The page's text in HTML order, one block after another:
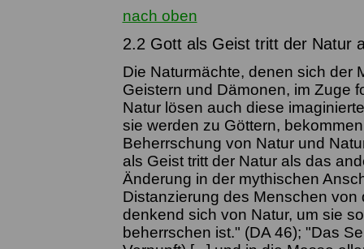
nach oben
2.2 Gott als Geist tritt der Natur
Die Naturmächte, denen sich der
Geistern und Dämonen, im Zuge
Natur lösen auch diese
sie werden zu Göttern,
Beherrschung von Natur und
als Geist tritt der Natur als das
Änderung in der mythischen
Distanzierung des Menschen
denkend sich von Natur, um sie
beherrschen ist." (DA 46); "Das